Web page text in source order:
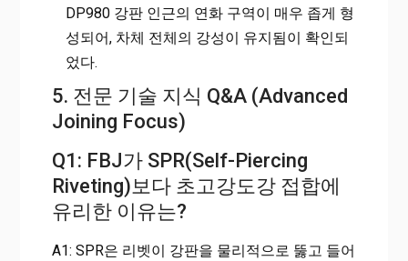
DP980 강판 인근의 연화 구역이 매우 좁게 형
성되어, 차체 전체의 강성이 유지됨이 확인되
었다.
5. 전문 기술 지식 Q&A (Advanced
Joining Focus)
Q1: FBJ가 SPR(Self-Piercing
Riveting)보다 초고강도강 접합에
유리한 이유는?
A1: SPR은 리벳이 강판을 물리적으로 뚫고 들어